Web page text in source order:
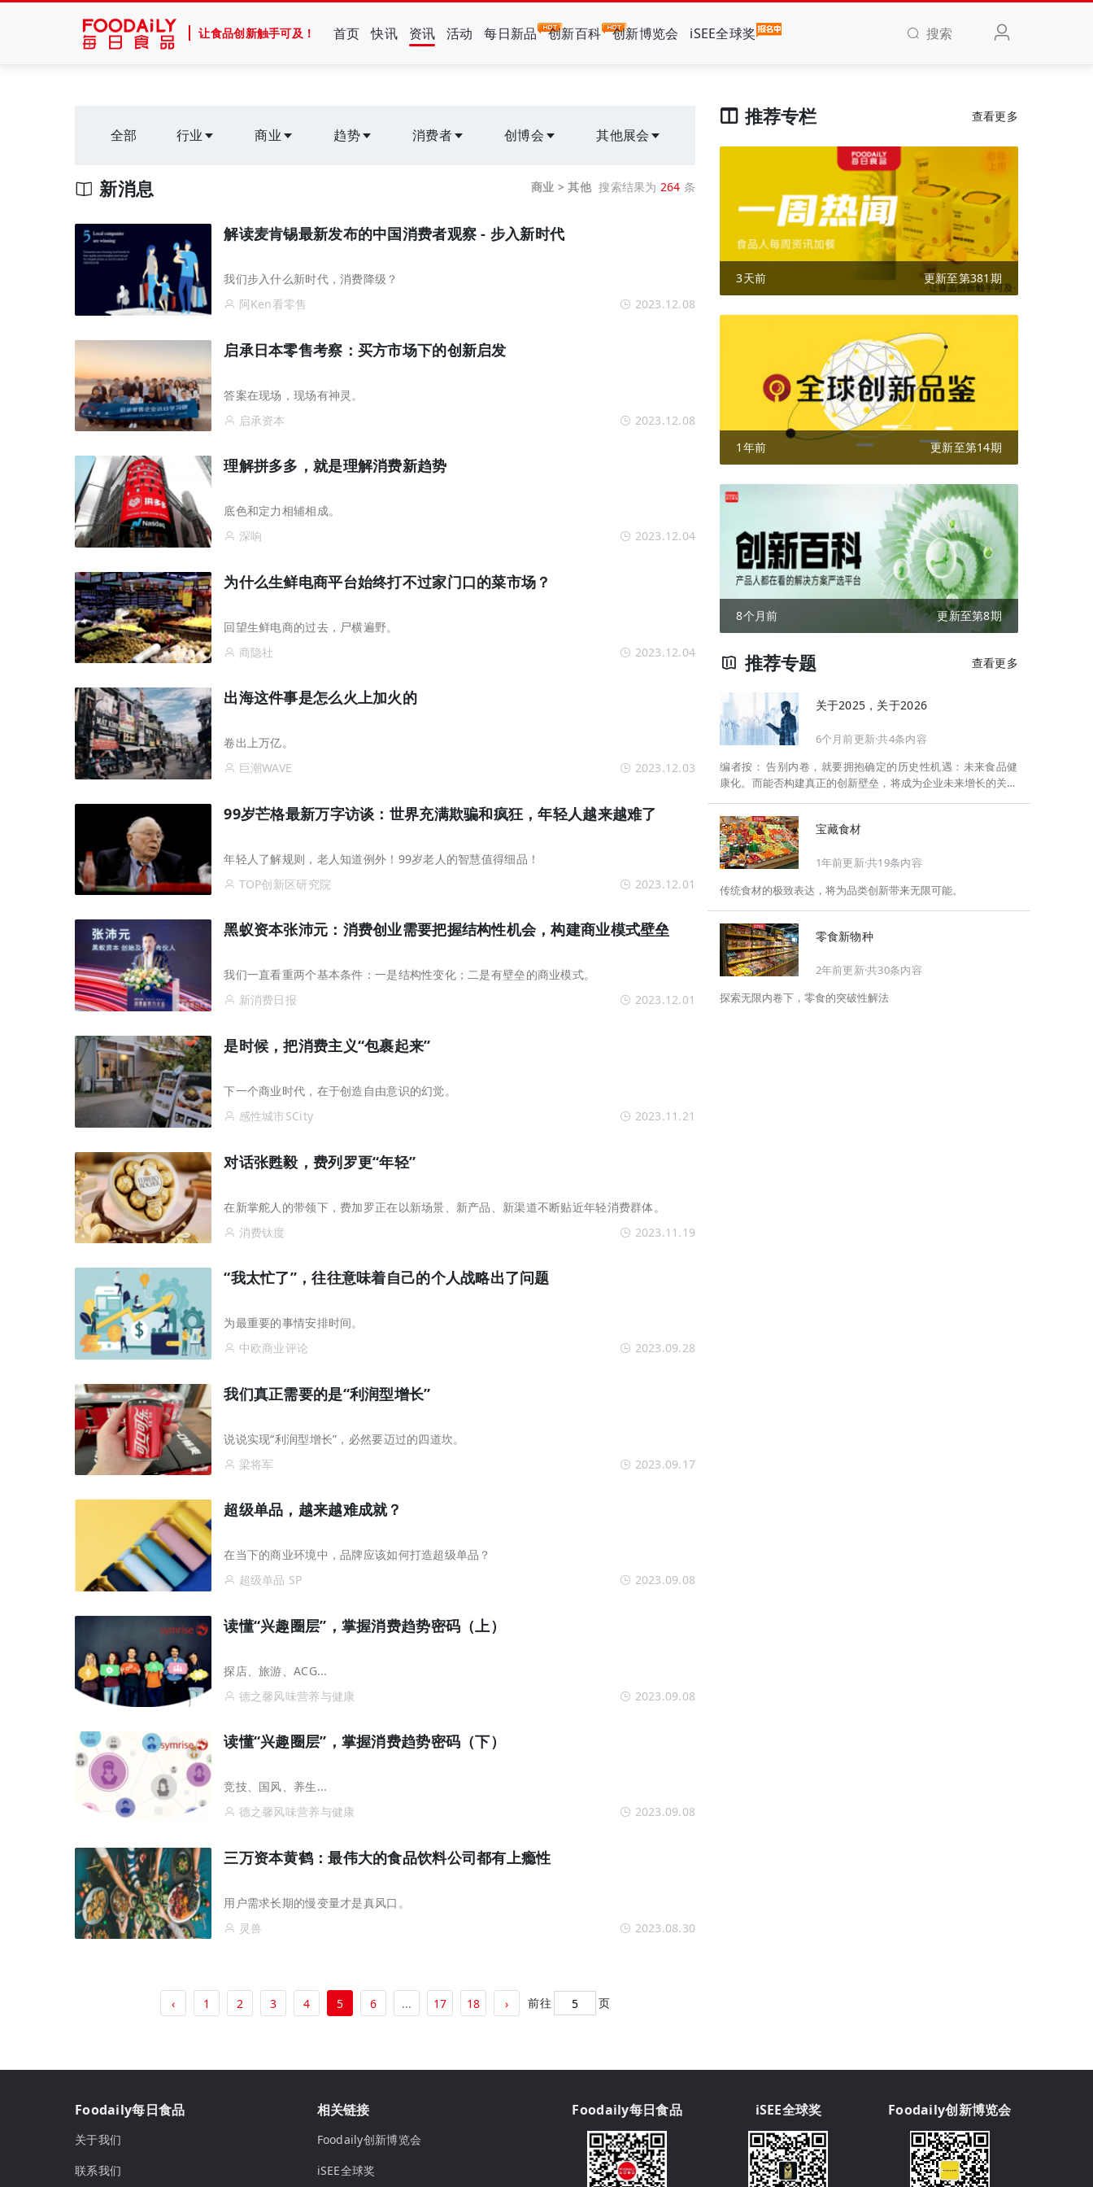
让食品创新触手可及！ 首页 快讯 资讯 活动 每日新品 创新百科 创新博览会 iSEE全球奖 搜索
全部 行业 商业 趋势 消费者 创博会 其他展会
商业 > 其他 搜索结果为 264 条
新消息
解读麦肯锡最新发布的中国消费者观察 - 步入新时代
我们步入什么新时代，消费降级？
阿Ken看零售
2023.12.08
启承日本零售考察：买方市场下的创新启发
答案在现场，现场有神灵。
启承资本
2023.12.08
理解拼多多，就是理解消费新趋势
底色和定力相辅相成。
深响
2023.12.04
为什么生鲜电商平台始终打不过家门口的菜市场？
回望生鲜电商的过去，尸横遍野。
商隐社
2023.12.04
出海这件事是怎么火上加火的
卷出上万亿。
巨潮WAVE
2023.12.03
99岁芒格最新万字访谈：世界充满欺骗和疯狂，年轻人越来越难了
年轻人了解规则，老人知道例外！99岁老人的智慧值得细品！
TOP创新区研究院
2023.12.01
黑蚁资本张沛元：消费创业需要把握结构性机会，构建商业模式壁垒
我们一直看重两个基本条件：一是结构性变化；二是有壁垒的商业模式。
新消费日报
2023.12.01
是时候，把消费主义“包裹起来”
下一个商业时代，在于创造自由意识的幻觉。
感性城市SCity
2023.11.21
对话张甦毅，费列罗更“年轻”
在新掌舵人的带领下，费加罗正在以新场景、新产品、新渠道不断贴近年轻消费群体。
消费钛度
2023.11.19
“我太忙了”，往往意味着自己的个人战略出了问题
为最重要的事情安排时间。
中欧商业评论
2023.09.28
我们真正需要的是“利润型增长”
说说实现“利润型增长”，必然要迈过的四道坎。
梁将军
2023.09.17
超级单品，越来越难成就？
在当下的商业环境中，品牌应该如何打造超级单品？
超级单品 SP
2023.09.08
读懂“兴趣圈层”，掌握消费趋势密码（上）
探店、旅游、ACG...
德之馨风味营养与健康
2023.09.08
读懂“兴趣圈层”，掌握消费趋势密码（下）
竞技、国风、养生...
德之馨风味营养与健康
2023.09.08
三万资本黄鹤：最伟大的食品饮料公司都有上瘾性
用户需求长期的慢变量才是真风口。
灵兽
2023.08.30
‹ 1 2 3 4 5 6 ... 17 18 › 前往 页
推荐专栏 查看更多
3天前 更新至第381期
1年前 更新至第14期
8个月前 更新至第8期
推荐专题 查看更多
关于2025，关于2026
6个月前更新·共4条内容
编者按： 告别内卷，就要拥抱确定的历史性机遇：未来食品健
康化。而能否构建真正的创新壁垒，将成为企业未来增长的关键
《关于2025，关于2026》，将以“创新产品”透视“未来机会”，以
全球视野探寻中国机遇、增长解法，拆解年度标杆的增长逻辑与
谋篇布局，深挖“药食同源”“低GI”“老龄营养”“清洁标签”等热门赛
道的爆品基因，从趋势预判、品类创新、未来增长机会、企业战
南。
宝藏食材
1年前更新·共19条内容
传统食材的极致表达，将为品类创新带来无限可能。
零食新物种
2年前更新·共30条内容
探索无限内卷下，零食的突破性解法
Foodaily每日食品
关于我们
联系我们
相关链接
Foodaily创新博览会
iSEE全球奖
Foodaily每日食品 iSEE全球奖 Foodaily创新博览会